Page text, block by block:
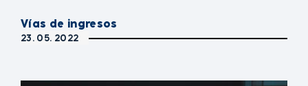
Vías de ingresos
23. 05. 2022